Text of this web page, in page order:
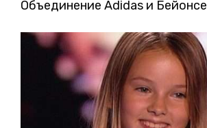
Объединение Adidas и Бейонсе